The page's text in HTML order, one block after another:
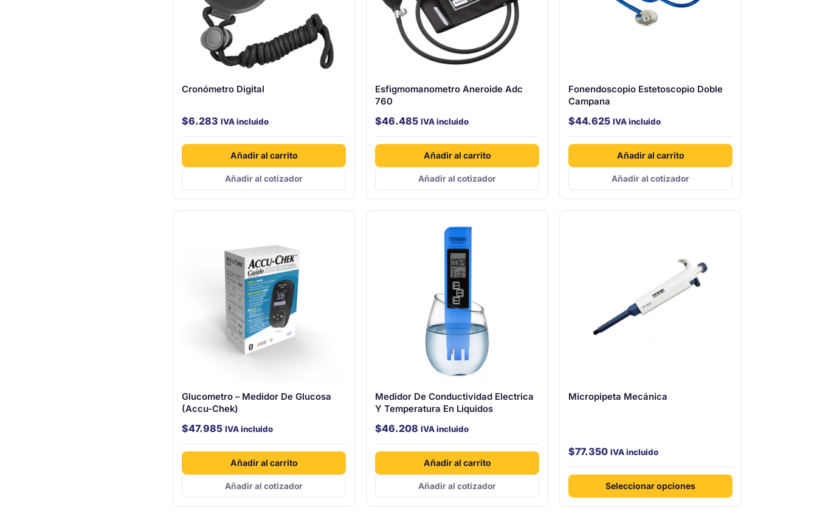
Cronómetro Digital
$6.283 IVA incluido
Añadir al carrito
Añadir al cotizador
Esfigmomanometro Aneroide Adc
760
$46.485 IVA incluido
Añadir al carrito
Añadir al cotizador
Fonendoscopio Estetoscopio Doble
Campana
$44.625 IVA incluido
Añadir al carrito
Añadir al cotizador
Glucometro – Medidor De Glucosa
(Accu-Chek)
$47.985 IVA incluido
Añadir al carrito
Añadir al cotizador
Medidor De Conductividad Electrica
Y Temperatura En Liquidos
$46.208 IVA incluido
Añadir al carrito
Añadir al cotizador
Micropipeta Mecánica
$77.350 IVA incluido
Seleccionar opciones
Este
producto